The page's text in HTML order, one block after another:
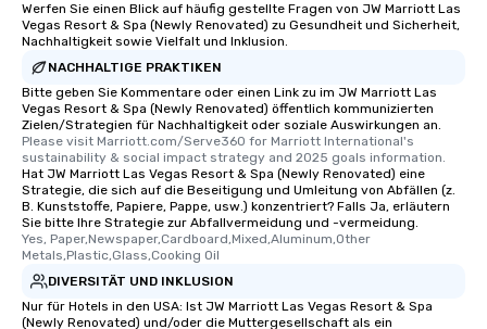
Werfen Sie einen Blick auf häufig gestellte Fragen von JW Marriott Las
Vegas Resort & Spa (Newly Renovated) zu Gesundheit und Sicherheit,
Nachhaltigkeit sowie Vielfalt und Inklusion.
NACHHALTIGE PRAKTIKEN
Bitte geben Sie Kommentare oder einen Link zu im JW Marriott Las
Vegas Resort & Spa (Newly Renovated) öffentlich kommunizierten
Zielen/Strategien für Nachhaltigkeit oder soziale Auswirkungen an.
Please visit Marriott.com/Serve360 for Marriott International's
sustainability & social impact strategy and 2025 goals information.
Hat JW Marriott Las Vegas Resort & Spa (Newly Renovated) eine
Strategie, die sich auf die Beseitigung und Umleitung von Abfällen (z.
B. Kunststoffe, Papiere, Pappe, usw.) konzentriert? Falls Ja, erläutern
Sie bitte Ihre Strategie zur Abfallvermeidung und -vermeidung.
Yes, Paper,Newspaper,Cardboard,Mixed,Aluminum,Other
Metals,Plastic,Glass,Cooking Oil
DIVERSITÄT UND INKLUSION
Nur für Hotels in den USA: Ist JW Marriott Las Vegas Resort & Spa
(Newly Renovated) und/oder die Muttergesellschaft als ein